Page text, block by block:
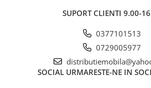
SUPORT CLIENTI 9.00-
0377101513
0729005977
SOCIAL URMARESTE-NE IN